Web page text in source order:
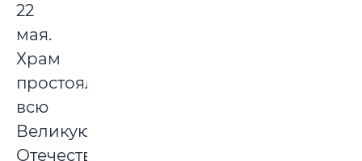
22
мая.
Храм
простоял
всю
Великую
Отечественную